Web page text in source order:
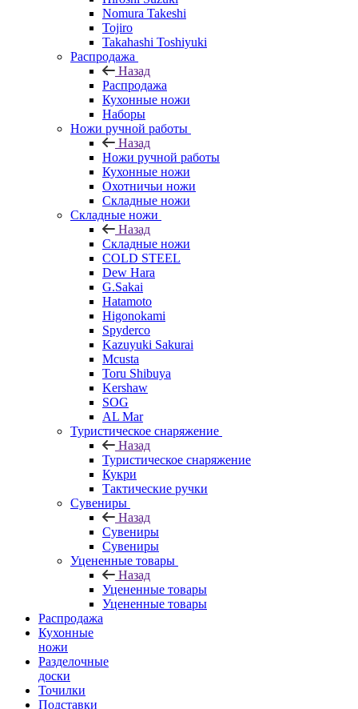
Nomura Takeshi
Tojiro
Takahashi Toshiyuki
Распродажа
Назад
Распродажа
Кухонные ножи
Наборы
Ножи ручной работы
Назад
Ножи ручной работы
Кухонные ножи
Охотничьи ножи
Складные ножи
Складные ножи
Назад
Складные ножи
COLD STEEL
Dew Hara
G.Sakai
Hatamoto
Higonokami
Spyderco
Kazuyuki Sakurai
Mcusta
Toru Shibuya
Kershaw
SOG
AL Mar
Туристическое снаряжение
Назад
Туристическое снаряжение
Кукри
Тактические ручки
Сувениры
Назад
Сувениры
Сувениры
Уцененные товары
Назад
Уцененные товары
Уцененные товары
Распродажа
Кухонные
ножи
Разделочные
доски
Точилки
Подставки